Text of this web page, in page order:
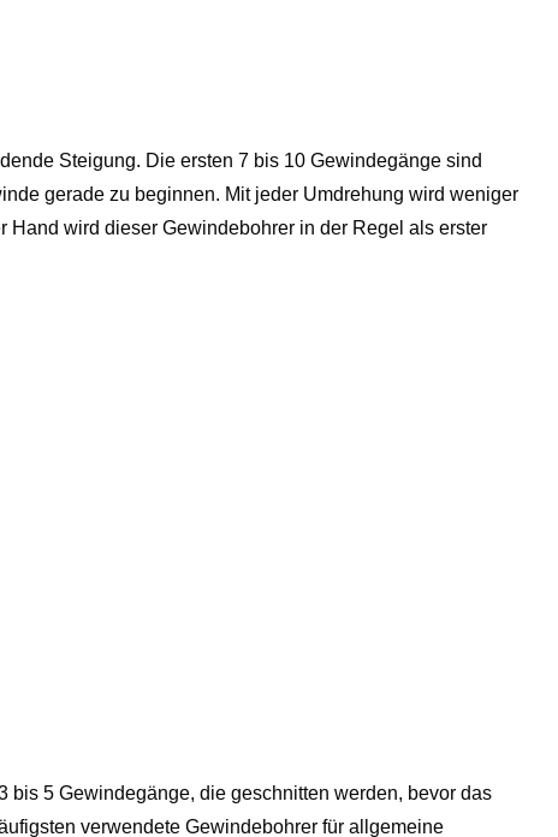
Steigung. Die ersten 7 bis 10 Gewindegänge sind
gerade zu beginnen. Mit jeder Umdrehung wird weniger
wird dieser Gewindebohrer in der Regel als erster
bis 5 Gewindegänge, die geschnitten werden, bevor das
verwendete Gewindebohrer für allgemeine